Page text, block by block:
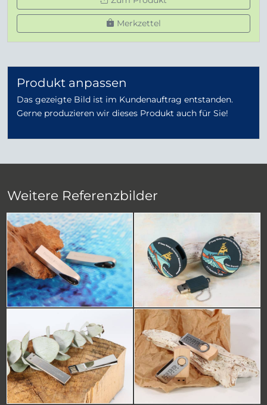
Merkzettel
Produkt anpassen
Das gezeigte Bild ist im Kundenauftrag entstanden.
Gerne produzieren wir dieses Produkt auch für Sie!
Weitere Referenzbilder